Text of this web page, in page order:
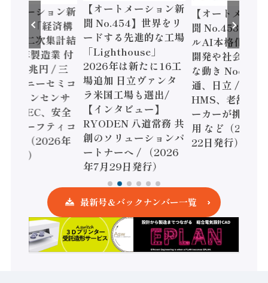
トメーション新
】「経済構
調査二次集計結
年製造業 付
額86兆円 / 三
とソニーセミコ
ジョンセンサ
/ IDEC、安全
すセーフティコ
ーラ（2026年
発行）
【オートメーション新
聞 No.454】世界をリ
ードする先進的な工場
「Lighthouse」
2026年は新たに16工
場追加 日立ヴァンタ
ラ米国工場も選出/
【インタビュー】
RYODEN 八道常務 共
創のソリューションパ
ートナーへ / （2026
年7月29日発行）
【オートメーシ
聞 No.453】フ
ルAI本格化へ
開発や社会実装
な動き Noetra
通、日立 / 兵神
HMS、老舗ポ
ーカーが挑むデ
用 など（2026
22日発行）
最新号＆バックナンバー一覧